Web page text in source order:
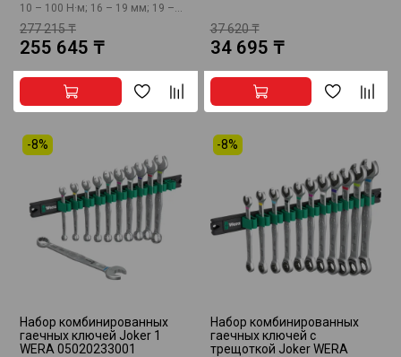
10 – 100 Н·м; 16 – 19 мм; 19 –...
277 215 ₸
255 645 ₸
37 620 ₸
34 695 ₸
-8%
Набор комбинированных
гаечных ключей Joker 1
WERA 05020233001
-8%
Набор комбинированных
гаечных ключей с
трещоткой Joker WERA